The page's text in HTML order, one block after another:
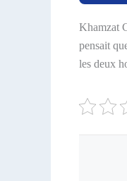
Khamzat
pensait
les deux